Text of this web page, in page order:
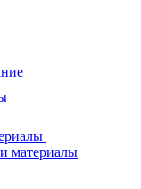
материалы